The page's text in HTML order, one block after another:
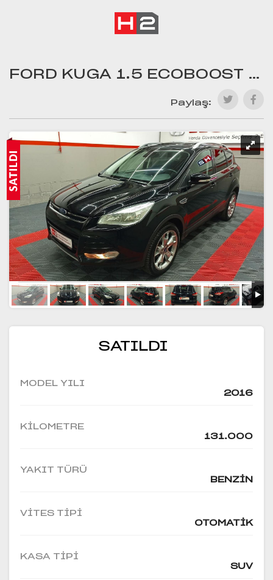
FORD KUGA 1.5 ECOBOOST AWD SELECTIVE POWERSHIFT
Paylaş:
SATILDI
MODEL YILI
2016
KILOMETRE
131.000
YAKIT TÜRÜ
BENZIN
VITES TIPI
OTOMATIK
KASA TIPI
SUV